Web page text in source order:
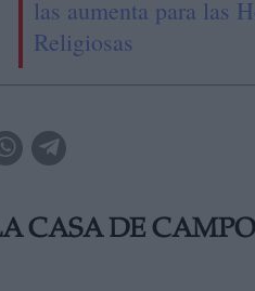
las aumenta para las
Religiosas
CASA DE